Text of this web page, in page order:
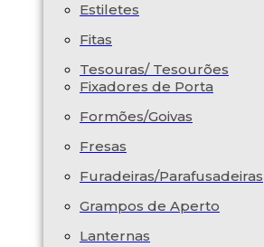
Estiletes
Fitas
Tesouras/ Tesourões
Fixadores de Porta
Formões/Goivas
Fresas
Furadeiras/Parafusadeiras
Grampos de Aperto
Lanternas